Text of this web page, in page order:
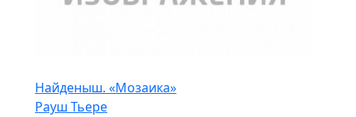
Найденыш. «Мозаика»
Рауш Тьере